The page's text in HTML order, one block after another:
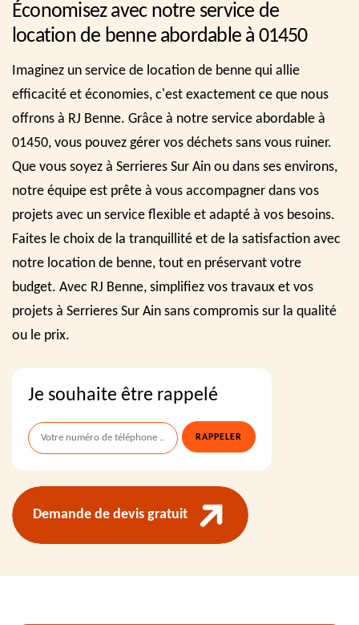
Économisez avec notre service de
location de benne abordable à 01450
Imaginez un service de location de benne qui allie
efficacité et économies, c'est exactement ce que nous
offrons à RJ Benne. Grâce à notre service abordable à
01450, vous pouvez gérer vos déchets sans vous ruiner.
Que vous soyez à Serrieres Sur Ain ou dans ses environs,
notre équipe est prête à vous accompagner dans vos
projets avec un service flexible et adapté à vos besoins.
Faites le choix de la tranquillité et de la satisfaction avec
notre location de benne, tout en préservant votre
budget. Avec RJ Benne, simplifiez vos travaux et vos
projets à Serrieres Sur Ain sans compromis sur la qualité
ou le prix.
Je souhaite être rappelé
Demande de devis gratuit